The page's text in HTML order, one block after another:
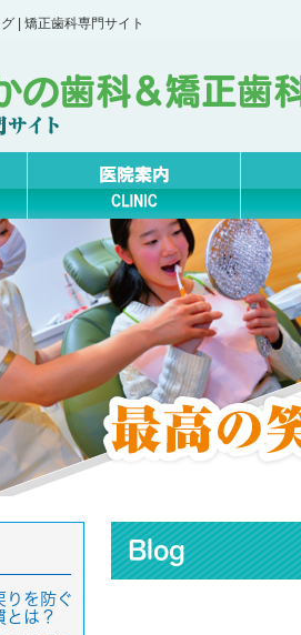
| 矯正歯科専門サイト
Blog
りを防ぐ
とは？